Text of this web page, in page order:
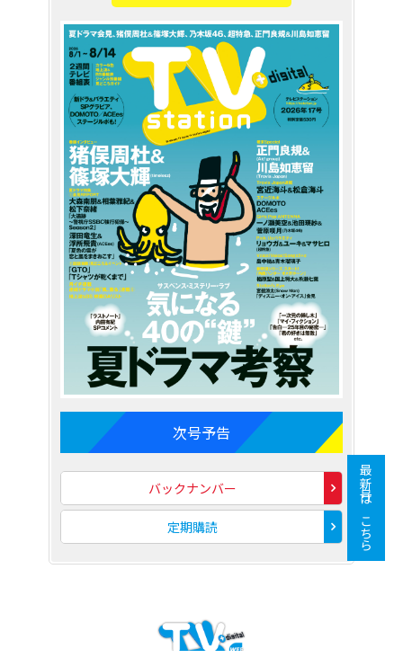
次号予告
バックナンバー
定期購読 最新号はこちら